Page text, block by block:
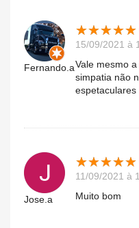
Fernando.a
★★★★★
★★★★★
15/09/2021 à
Vale mesmo
simpatia não
espetaculares
Jose.a
★★★★★
★★★★★
11/09/2021 à
Muito bom